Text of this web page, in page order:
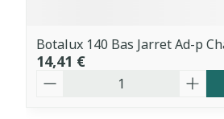
Botalux 140 Bas Jarret Ad-p
14,41 €